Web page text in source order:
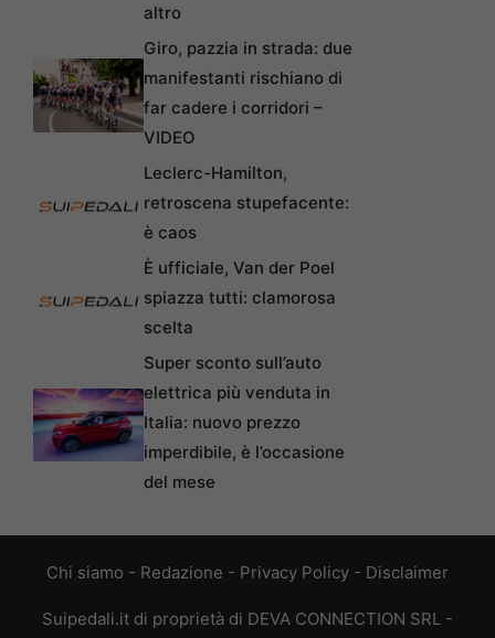
altro
Giro, pazzia in strada: due
manifestanti rischiano di
far cadere i corridori –
VIDEO
Leclerc-Hamilton,
retroscena stupefacente:
è caos
È ufficiale, Van der Poel
spiazza tutti: clamorosa
scelta
Super sconto sull’auto
elettrica più venduta in
Italia: nuovo prezzo
imperdibile, è l’occasione
del mese
Chi siamo - Redazione - Privacy Policy - Disclaimer
Suipedali.it di proprietà di DEVA CONNECTION SRL -